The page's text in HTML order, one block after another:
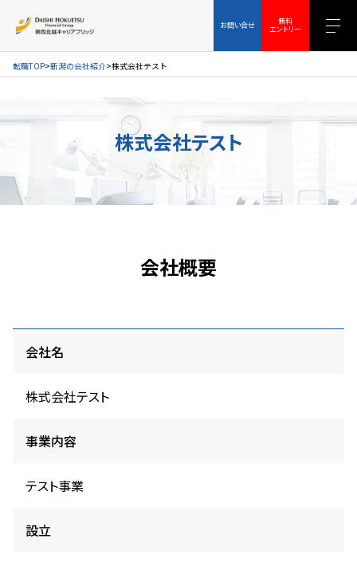
お問い合せ 無料
エントリー
お問い合せ 無料エントリー
転職TOP 新潟の会社紹介 株式会社テスト
株式会社テスト
会社概要
会社名
株式会社テスト
事業内容
テスト事業
設立